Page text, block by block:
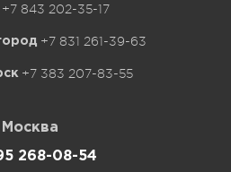
+7 843 202-35-17
+7 831 261-39-63
+7 383 207-83-55
Москва
268-08-54